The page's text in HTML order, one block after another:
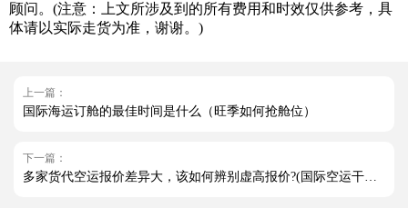
顾问。(注意：上文所涉及到的所有费用和时效仅供参考，具
体请以实际走货为准，谢谢。)
上一篇：
国际海运订舱的最佳时间是什么（旺季如何抢舱位）
下一篇：
多家货代空运报价差异大，该如何辨别虚高报价?(国际空运干货知识分享)